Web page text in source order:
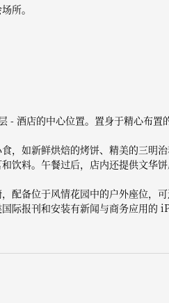
所。
- 酒店的中心位置。置身于精心布
，如新鲜烘焙的烤饼、精美的三明
饮料。午餐过后，店内还提供文华
配备位于风情花园中的户外座位，
际报刊和安装有新闻与商务应用的